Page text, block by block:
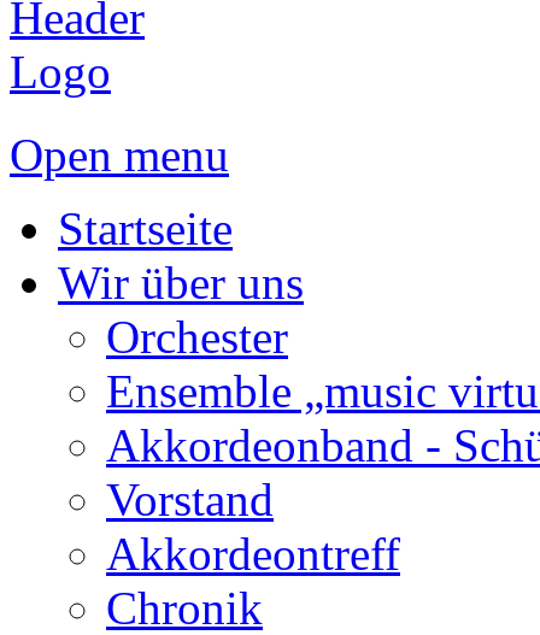
Open menu
Startseite
Wir über uns
Orchester
Ensemble „music
Akkordeonband -
Vorstand
Akkordeontreff
Chronik